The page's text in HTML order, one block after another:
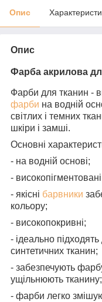
Опис
Опис
Фарба акрилова
Фарби для тканин -
фарби на водній
світлих і темних
шкіри і замші.
Основні
- на водній основі;
-
- якісні барвники
кольору;
- високопокривні;
- ідеально
синтетичних тканин;
- забезпечують
ущільнюють тканину;
- фарби легко